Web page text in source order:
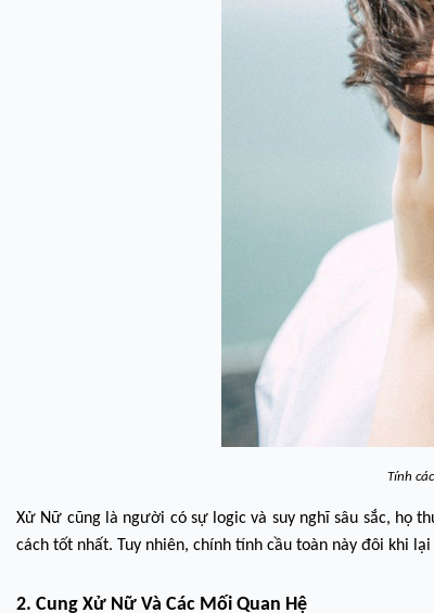
Tính
Xử Nữ cũng là người có sự logic và suy nghĩ sâu sắc, họ
cách tốt nhất. Tuy nhiên, chính tính cầu toàn này đôi khi
2. Cung Xử Nữ Và Các Mối Quan Hệ